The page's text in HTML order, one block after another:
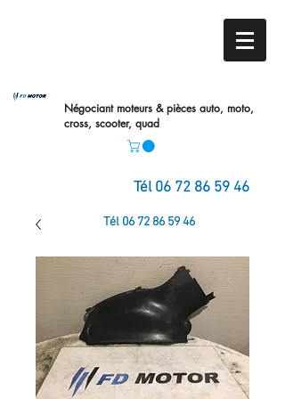
Négociant moteurs & pièces auto, moto,
cross, scooter, quad
Tél 06 72 86 59 46
Tél 06 72 86 59 46